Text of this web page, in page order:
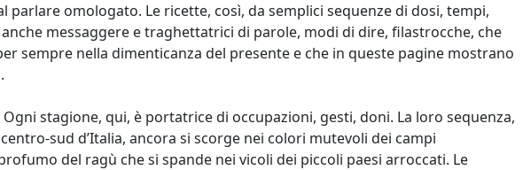
parlare omologato. Le ricette, così, da semplici sequenze di dosi, tempi,
messaggere e traghettatrici di parole, modi di dire, filastrocche, che
sempre nella dimenticanza del presente e che in queste pagine mostrano
stagione, qui, è portatrice di occupazioni, gesti, doni. La loro sequenza,
sud d’Italia, ancora si scorge nei colori mutevoli dei campi
del ragù che si spande nei vicoli dei piccoli paesi arroccati. Le